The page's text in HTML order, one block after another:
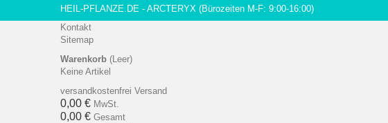
HEIL-PFLANZE.DE - ARCTERYX (Bürozeiten M-F: 9:00-16:00)
Kontakt
Sitemap
Warenkorb (Leer)
Keine Artikel
versandkostenfrei Versand
0,00 € MwSt.
0,00 € Gesamt